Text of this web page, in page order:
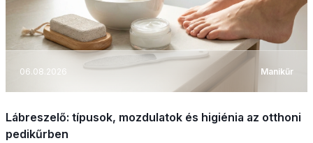
06.08.2026 Manikűr
Lábreszelő: típusok, mozdulatok és higiénia az otthoni
pedikűrben